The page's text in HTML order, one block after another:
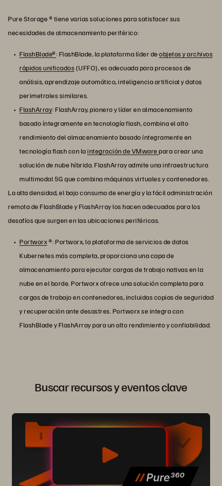
Pure Storage ® tiene varias soluciones para satisfacer sus
necesidades de almacenamiento periférico:
FlashBlade®: FlashBlade, la plataforma líder deobjetos y archivos
rápidos unificados(UFFO), es adecuada para procesos de
análisis, aprendizaje automático, inteligencia artificial y datos
perimetrales similares.
FlashArray: FlashArray, pionero y líder en almacenamiento
basado íntegramente en tecnología flash, combina el alto
rendimiento del almacenamiento basado íntegramente en
tecnología flash con laintegración de VMwarepara crear una
solución de nube híbrida. FlashArray admite una infraestructura
multimodal 5G que combina máquinas virtuales y contenedores.
La alta densidad, el bajo consumo de energía y la fácil administración
remota de FlashBlade y FlashArray los hacen adecuados para los
desafíos que surgen en las ubicaciones periféricas.
Portworx®: Portworx, la plataforma de servicios de datos
Kubernetes más completa, proporciona una capa de
almacenamiento para ejecutar cargas de trabajo nativas en la
nube en el borde. Portworx ofrece una solución completa para
cargas de trabajo en contenedores, incluidas copias de seguridad
y recuperación ante desastres. Portworx se integra con
FlashBlade y FlashArray para un alto rendimiento y confiabilidad.
Buscar recursos y eventos clave